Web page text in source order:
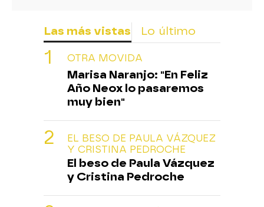
Las más vistas Lo último
OTRA MOVIDA
Marisa Naranjo: "En Feliz
Año Neox lo pasaremos
muy bien"
EL BESO DE PAULA VÁZQUEZ
Y CRISTINA PEDROCHE
El beso de Paula Vázquez
y Cristina Pedroche